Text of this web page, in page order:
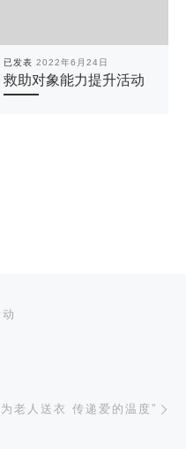
已发表 2022年6月24日
救助对象能力提升活动
老人送衣 传递爱的温度”